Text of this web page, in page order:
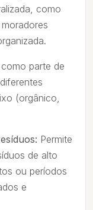
como
parte de
(orgânico,
Permite
de alto
ou períodos
e